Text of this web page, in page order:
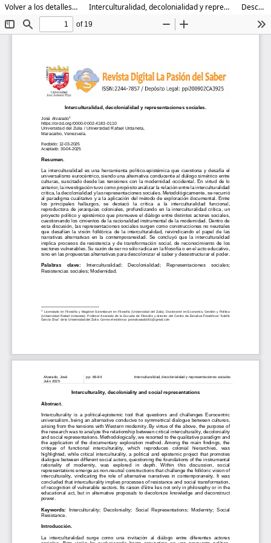
Volver a los detalles del artículo Interculturalidad, decolonialidad y representaciones sociales Descargar